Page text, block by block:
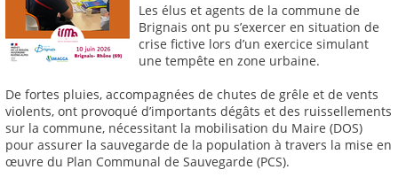
Les élus et agents de la commune de
Brignais ont pu s’exercer en situation de
crise fictive lors d’un exercice simulant
une tempête en zone urbaine.
De fortes pluies, accompagnées de chutes de grêle et de vents
violents, ont provoqué d’importants dégâts et des ruissellements
sur la commune, nécessitant la mobilisation du Maire (DOS)
pour assurer la sauvegarde de la population à travers la mise en
œuvre du Plan Communal de Sauvegarde (PCS).